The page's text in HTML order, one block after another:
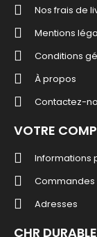
Nos frais de
Mentions
Conditions
À propos
Contactez-
VOTRE
Informations
Commandes
Adresses
CHR DURABLE